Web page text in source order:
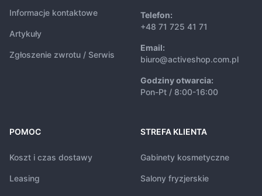
Informacje kontaktowe
Artykuły
Zgłoszenie zwrotu / Serwis
Telefon:
+48 71 725 41 71
Email:
biuro@activeshop.com.pl
Godziny otwarcia:
Pon-Pt / 8:00-16:00
POMOC
Koszt i czas dostawy
Leasing
STREFA KLIENTA
Gabinety kosmetyczne
Salony fryzjerskie